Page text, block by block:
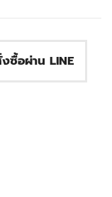
ซื้อผ่าน LINE